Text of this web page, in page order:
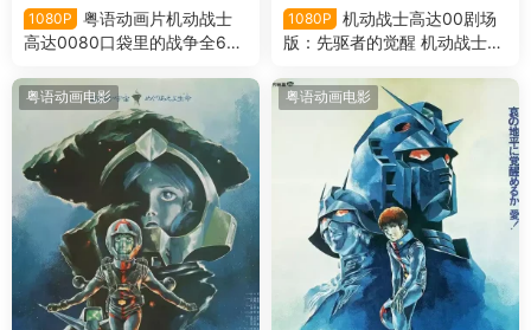
1080P
粤语动画片机动战士
高达0080口袋里的战争全6集
战争粤语版
1080P
机动战士高达00剧场
版：先驱者的觉醒 机动战士高
he Trailblazer-粤语版
粤语动画电影 粤语动画电影